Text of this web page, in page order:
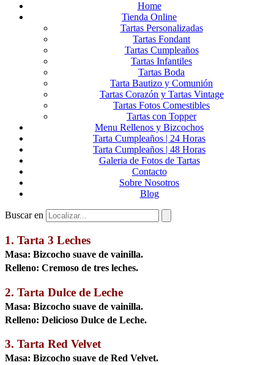
Home
Tienda Online
Tartas Personalizadas
Tartas Fondant
Tartas Cumpleaños
Tartas Infantiles
Tartas Boda
Tarta Bautizo y Comunión
Tartas Corazón y Tartas Vintage
Tartas Fotos Comestibles
Tartas con Topper
Menu Rellenos y Bizcochos
Tarta Cumpleaños | 24 Horas
Tarta Cumpleaños | 48 Horas
Galeria de Fotos de Tartas
Contacto
Sobre Nosotros
Blog
Buscar en
1. Tarta 3 Leches
Masa: Bizcocho suave de vainilla.
Relleno: Cremoso de tres leches.
2. Tarta Dulce de Leche
Masa: Bizcocho suave de vainilla.
Relleno: Delicioso Dulce de Leche.
3. Tarta Red Velvet
Masa: Bizcocho suave de Red Velvet.